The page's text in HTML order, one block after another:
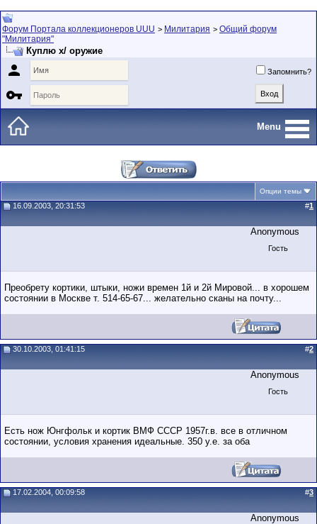
Форум Портала коллекционеров UUU > Милитария > Общий форум
"Милитария"
Куплю х/ оружие
 Запомнить?

Menu
Опции темы
16.09.2003, 20:31:53 #1
Anonymous
Гость
Преобрету кортики, штыки, ножи времен 1й и 2й Мировой... в хорошем
состоянии в Москве т. 514-65-67... желательно сканы на почту...
30.10.2003, 01:41:15 #2
Anonymous
Гость
Есть нож Юнгфольк и кортик ВМФ СССР 1957г.в. все в отличном
состоянии, условия хранения идеальные. 350 у.е. за оба
17.02.2004, 00:09:58 #3
Anonymous